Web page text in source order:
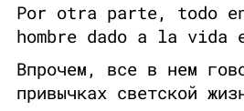
Por otra parte, todo
hombre dado a la vida
Впрочем, все в нем
привычках светской